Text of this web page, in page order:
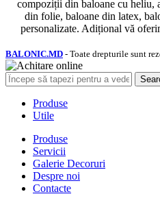
compoziții din baloane cu heliu,
din folie, baloane din latex,
personalizate. Adițional vă
BALONIC.MD - Toate drepturile sunt
Produse
Utile
Produse
Servicii
Galerie Decoruri
Despre noi
Contacte